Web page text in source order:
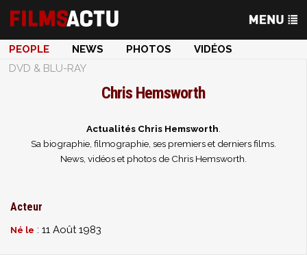
PEOPLE NEWS PHOTOS
VIDÉOS
DVD & BLU-RAY
Chris Hemsworth
Actualités Chris Hemsworth
Sa biographie, filmographie, ses premiers et derniers films.
News, vidéos et photos de Chris Hemsworth.
Acteur
Né le : 11 Août 1983